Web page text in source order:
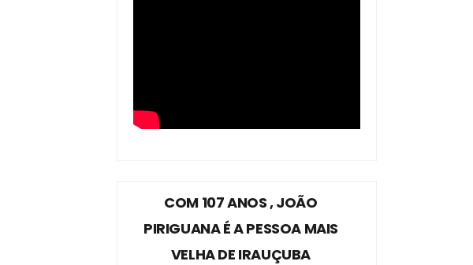
COM 107 ANOS , JOÃO
PIRIGUANA É A PESSOA MAIS
VELHA DE IRAUÇUBA